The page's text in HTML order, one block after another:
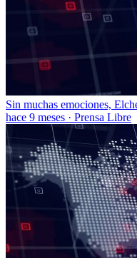
Sin muchas emociones,
hace 9 meses · Prensa Libre